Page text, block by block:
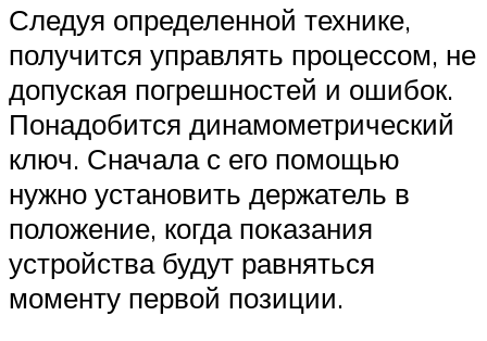
Следуя определенной технике,
получится управлять процессом, не
допуская погрешностей и ошибок.
Понадобится динамометрический
ключ. Сначала с его помощью
нужно установить держатель в
положение, когда показания
устройства будут равняться
моменту первой позиции.